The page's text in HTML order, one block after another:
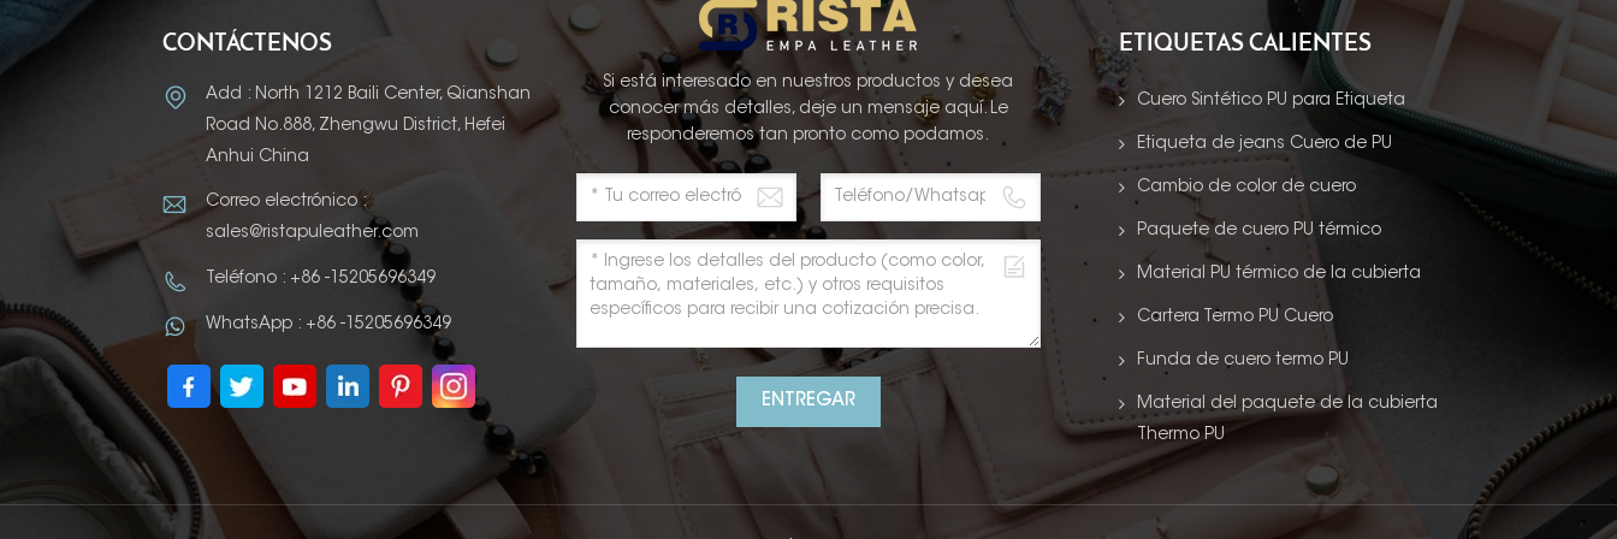
CONTÁCTENOS
Add : North 1212 Baili Center, Qianshan
Road No.888, Zhengwu District, Hefei
Anhui China
Correo electrónico :
sales@ristapuleather.com
Teléfono : +86 -15205696349
WhatsApp : +86 -15205696349
Si está interesado en nuestros productos y desea
conocer más detalles, deje un mensaje aquí. Le
responderemos tan pronto como podamos.
ENTREGAR
ETIQUETAS CALIENTES
Cuero Sintético PU para Etiqueta
Etiqueta de jeans Cuero de PU
Cambio de color de cuero
Paquete de cuero PU térmico
Material PU térmico de la cubierta
Cartera Termo PU Cuero
Funda de cuero termo PU
Material del paquete de la cubierta
Thermo PU